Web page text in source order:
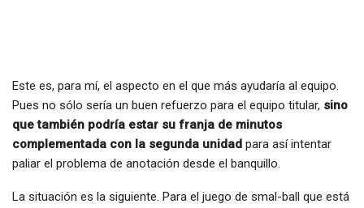
Este es, para mí, el aspecto en el que más ayudaría al equipo.
Pues no sólo sería un buen refuerzo para el equipo titular, sino
que también podría estar su franja de minutos
complementada con la segunda unidad para así intentar
paliar el problema de anotación desde el banquillo.
La situación es la siguiente. Para el juego de smal-ball que está